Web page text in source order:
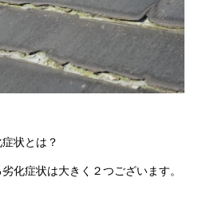
状とは？
化症状は大きく２つございます。